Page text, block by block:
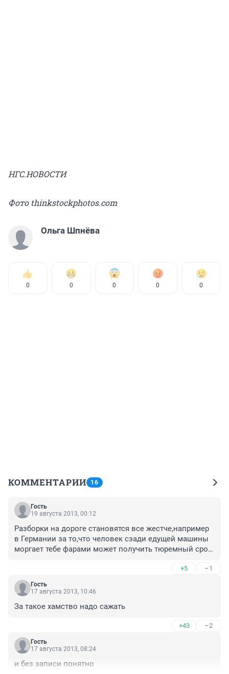
НГС.НОВОСТИ
Фото thinkstockphotos.com
Ольга Шпнёва
0 0 0 0 0
КОММЕНТАРИИ 16
Гость
19 августа 2013, 00:12
Разборки на дороге становятся все жестче,например
в Германии за то,что человек сзади едущей машины
моргает тебе фарами может получить тюремный срок
+5 –1
Гость
17 августа 2013, 10:46
За такое хамство надо сажать
+43 –2
Гость
17 августа 2013, 08:24
и без записи понятно